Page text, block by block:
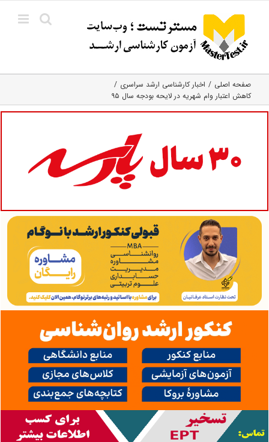
content
صفحه اصلی
اخبار کارشناسی ارشد سراسری
کاهش اعتبار وام شهریه در لایحه بودجه سال ۹۵